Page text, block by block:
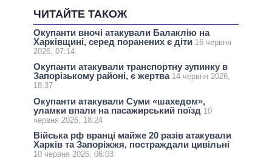
ЧИТАЙТЕ ТАКОЖ
Окупанти вночі атакували Балаклію на
Харківщині, серед поранених є діти 16 червня
2026, 07:14
Окупанти атакували транспортну зупинку в
Запорізькому районі, є жертва 14 червня 2026,
18:37
Окупанти атакували Суми «шахедом»,
уламки впали на пасажирський поїзд 10
червня 2026, 18:24
Війська рф вранці майже 20 разів атакували
Харків та Запоріжжя, постраждали цивільні
10 червня 2026, 06:03